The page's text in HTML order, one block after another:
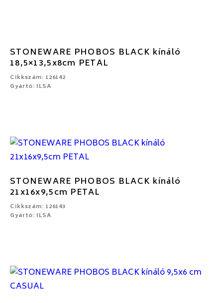
STONEWARE PHOBOS BLACK kínáló
18,5×13,5x8cm PETAL
Cikkszám: 126142
Gyártó: ILSA
STONEWARE PHOBOS BLACK kínáló
21x16x9,5cm PETAL
Cikkszám: 126143
Gyártó: ILSA